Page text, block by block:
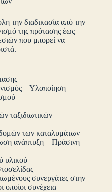
την διαδικασία από την
της πρότασης έως
που μπορεί να
– Υλοποίηση
ταξιδιωτικών
των καταλυμάτων
ανάπτυξη – Πράσινη
υλικού
συνεργάτες στην
οποίοι συνέχεια